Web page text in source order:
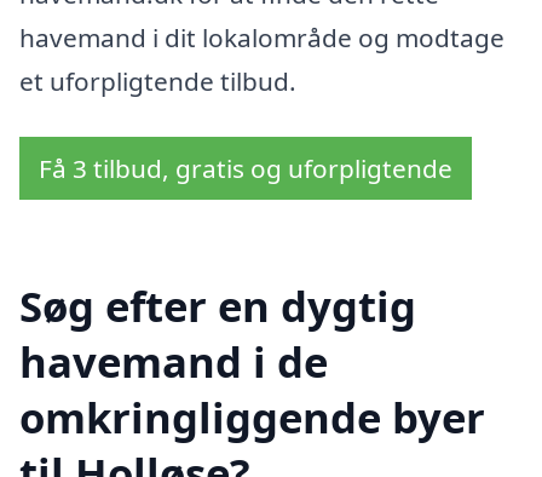
havemand i dit lokalområde og modtage
et uforpligtende tilbud.
Få 3 tilbud, gratis og uforpligtende
Søg efter en dygtig
havemand i de
omkringliggende byer